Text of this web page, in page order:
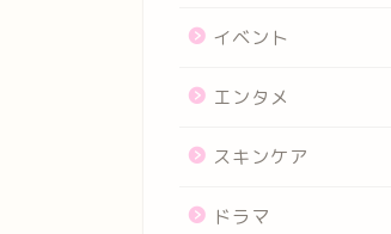
イベント
エンタメ
スキンケア
ドラマ